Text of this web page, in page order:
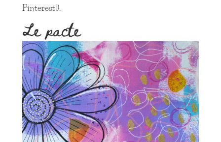
Pinterest!).
Le pacte